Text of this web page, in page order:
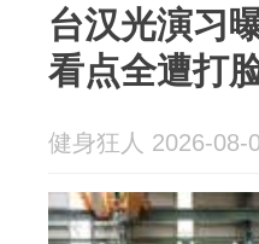
台汉光演习
看点全遭打
健身狂人 2026-08-